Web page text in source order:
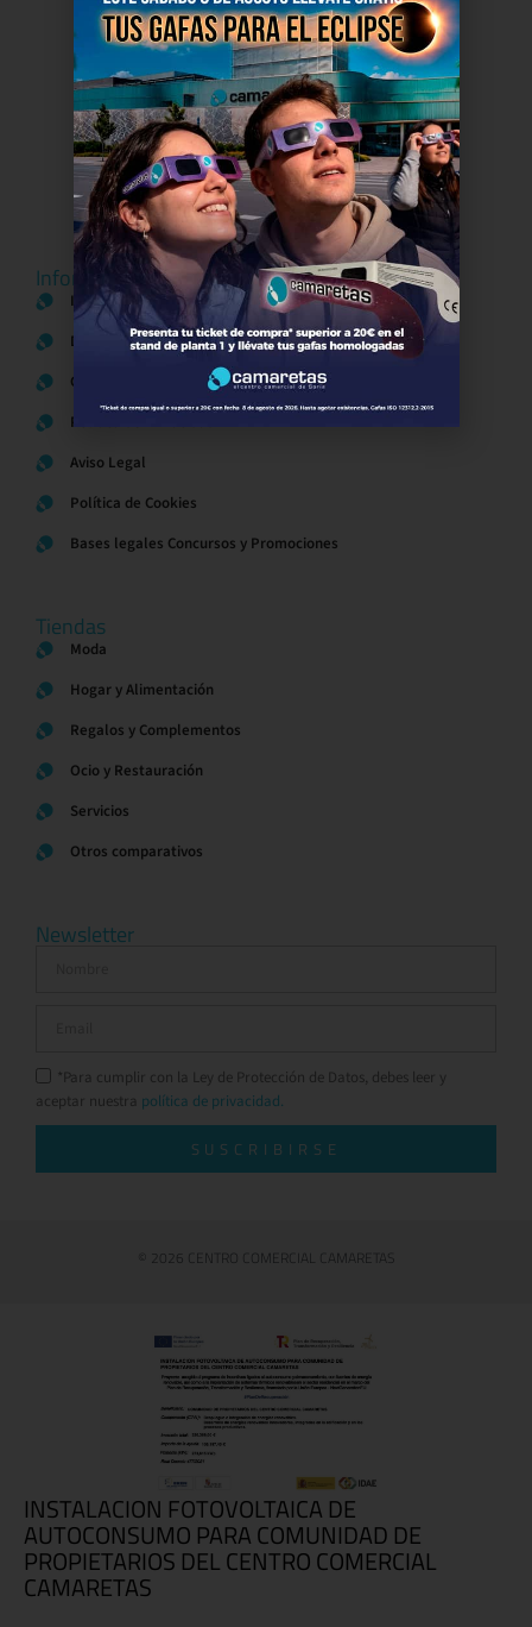
Información del centro
Información general
Directorio de tiendas y Planos
Contacto
Política de Privacidad
Aviso Legal
Política de Cookies
Bases legales Concursos y Promociones
Tiendas
Moda
Hogar y Alimentación
Regalos y Complementos
Ocio y Restauración
Servicios
Otros comparativos
Newsletter
*Para cumplir con la Ley de Protección de Datos, debes leer y
aceptar nuestra política de privacidad.
SUSCRIBIRSE
© 2026 CENTRO COMERCIAL CAMARETAS
INSTALACION FOTOVOLTAICA DE
AUTOCONSUMO PARA COMUNIDAD DE
PROPIETARIOS DEL CENTRO COMERCIAL
CAMARETAS